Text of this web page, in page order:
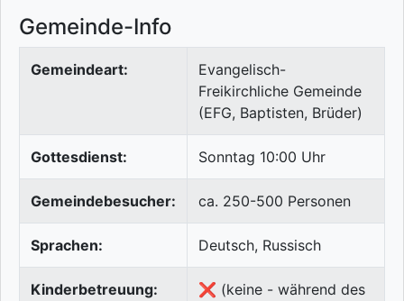
Gemeinde-Info
Gemeindeart:
Evangelisch-
Freikirchliche Gemeinde
(EFG, Baptisten, Brüder)
Gottesdienst: Sonntag 10:00 Uhr
Gemeindebesucher: ca. 250-500 Personen
Sprachen: Deutsch, Russisch
Kinderbetreuung:
❌ (keine - während des